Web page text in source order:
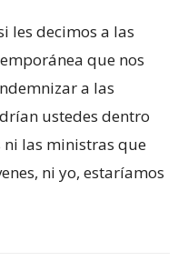
les decimos a las
que nos
a las
ustedes dentro
las ministras que
ni yo, estaríamos